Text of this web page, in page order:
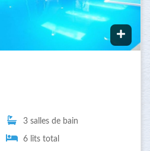
3 salles de bain
6 lits total